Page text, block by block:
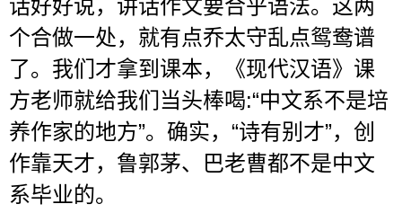
话好好说，讲话作文要合乎语法。这两
个合做一处，就有点乔太守乱点鸳鸯谱
了。我们才拿到课本，《现代汉语》课
方老师就给我们当头棒喝:“中文系不是培
养作家的地方”。确实， “诗有别才”，创
作靠天才，鲁郭茅、巴老曹都不是中文
系毕业的。